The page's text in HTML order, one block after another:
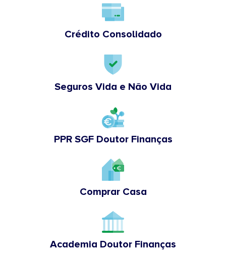
Crédito Consolidado
Seguros Vida e Não Vida
PPR SGF Doutor Finanças
Comprar Casa
Academia Doutor Finanças